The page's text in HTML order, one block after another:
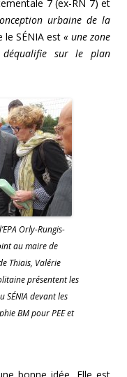
7 (ex-RN 7) et
urbaine de la
le SÉNIA est « une zone
déqualifie sur le plan
Orly-Rungis-
au maire de
Thiais, Valérie
présentent les
SÉNIA devant les
BM pour PEE et